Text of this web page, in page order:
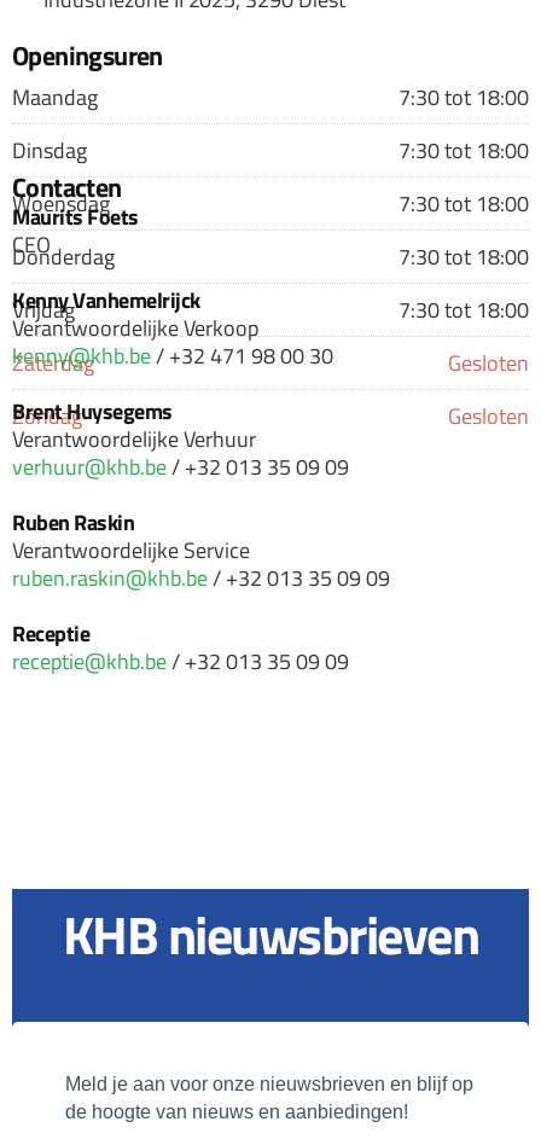
Openingsuren
Maandag
7:30 tot 18:00
Dinsdag
7:30 tot 18:00
Woensdag
7:30 tot 18:00
Donderdag
7:30 tot 18:00
Vrijdag
7:30 tot 18:00
Zaterdag
Gesloten
Zondag
Gesloten
Contacten
Maurits Foets
CEO
Kenny Vanhemelrijck
Verantwoordelijke Verkoop
kenny@khb.be/ +32 471 98 00 30
Brent Huysegems
Verantwoordelijke Verhuur
verhuur@khb.be/ +32 013 35 09 09
Ruben Raskin
Verantwoordelijke Service
ruben.raskin@khb.be/ +32 013 35 09 09
Receptie
receptie@khb.be/ +32 013 35 09 09
KHB nieuwsbrieven
Meld je aan voor onze nieuwsbrieven en blijf op
de hoogte van nieuws en aanbiedingen!